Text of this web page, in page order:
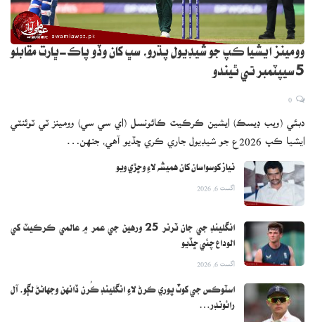
وومينز ايشيا ڪپ جو شيڊيول پڌرو، سڀ کان وڏو پاڪ-ڀارت مقابلو
5 سيپٽمبر تي ٿيندو
دبئي (ويب ڊيسڪ) ايشين ڪرڪيٽ ڪائونسل (اي سي سي) وومينز ٽي ٽوئنٽي
ايشيا ڪپ 2026ع جو شيڊيول جاري ڪري ڇڏيو آهي، جنهن…
نياز کوسواسان کان هميشه لاءِ وڇڙي ويو
اگست 6, 2026
انگلينڊ جي جان ٽرنر 25 ورهين جي عمر ۾ عالمي ڪرڪيٽ کي
الوداع چئي ڇڏيو
اگست 6, 2026
اسٽوڪس جي کوٽ پوري ڪرڻ لاءِ انگلينڊ ڪُرن ڏانهن وجهائڻ لڳو، آل
رائونڊر…